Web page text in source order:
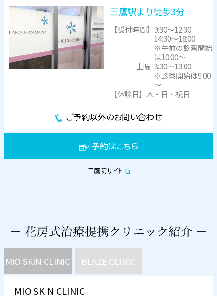
三鷹駅より徒歩3分
【受付時間】9:30～12:30
14:30～18:00
※午前の診察開始
は10:00～
土曜 8:30～13:00
※診察開始は9:00
～
【休診日】木・日・祝日
ご予約以外のお問い合わせ
予約はこちら
三鷹院サイト
MIO SKIN CLINIC BLAZE CLINIC
MIO SKIN CLINIC